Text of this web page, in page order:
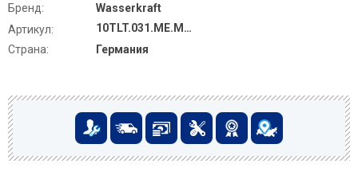
Бренд:
Wasserkraft
Артикул:
10TLT.031.ME.MB03
Страна:
Германия